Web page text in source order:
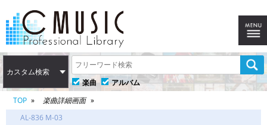
カスタム検索
楽曲
アルバム
TOP
楽曲詳細画面
AL-836 M-03